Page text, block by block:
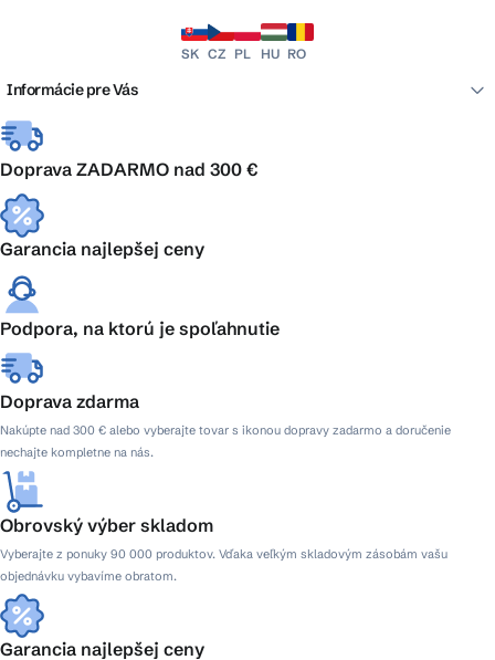
SK CZ PL HU RO
Informácie pre Vás
Doprava ZADARMO nad 300 €
Garancia najlepšej ceny
Podpora, na ktorú je spoľahnutie
Doprava zdarma
Nakúpte nad 300 € alebo vyberajte tovar s ikonou dopravy zadarmo a doručenie
nechajte kompletne na nás.
Obrovský výber skladom
Vyberajte z ponuky 90 000 produktov. Vďaka veľkým skladovým zásobám vašu
objednávku vybavíme obratom.
Garancia najlepšej ceny